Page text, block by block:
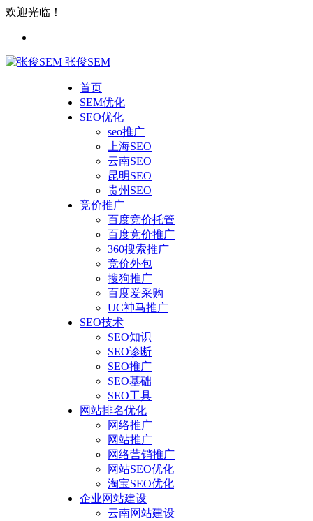
欢迎光临！
张俊SEM
首页
SEM优化
SEO优化
seo推广
上海SEO
云南SEO
昆明SEO
贵州SEO
竞价推广
百度竞价托管
百度竞价推广
360搜索推广
竞价外包
搜狗推广
百度爱采购
UC神马推广
SEO技术
SEO知识
SEO诊断
SEO推广
SEO基础
SEO工具
网站排名优化
网络推广
网站推广
网络营销推广
网站SEO优化
淘宝SEO优化
企业网站建设
云南网站建设